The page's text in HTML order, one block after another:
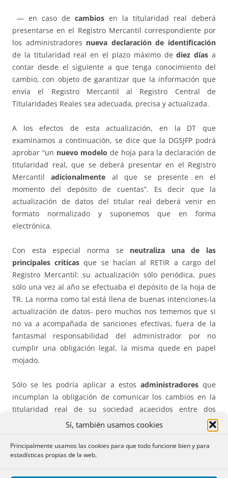
Sí, también usamos cookies
Principalmente usamos las cookies para que todo funcione bien y para
estadísticas propias de la web.
— en caso de cambios en la titularidad real deberá
presentarse en el Registro Mercantil correspondiente por
los administradores nueva declaración de identificación
de la titularidad real en el plazo máximo dediez días a
contar desde el siguiente a que tenga conocimiento del
cambio, con objeto de garantizar que la información que
envía el Registro Mercantil al Registro Central de
Titularidades Reales sea adecuada, precisa y actualizada.
A los efectos de esta actualización, en la DT que
examinamos a continuación, se dice que la DGSJFP podrá
aprobar “un nuevo modelo de hoja para la declaración de
titularidad real, que se deberá presentar en el Registro
Mercantiladicionalmente al que se presente en el
momento del depósito de cuentas”. Es decir que la
actualización de datos del titular real deberá venir en
formato normalizado y suponemos que en forma
electrónica.
Con esta especial norma se neutraliza
una de las
principales críticas que se hacían al RETIR a cargo del
Registro Mercantil: su actualización sólo periódica, pues
sólo una vez al año se efectuaba el depósito de la hoja de
TR. La norma como tal está llena de buenas intenciones-la
actualización de datos- pero muchos nos tememos que si
no va a acompañada de sanciones efectivas, fuera de la
fantasmal responsabilidad del administrador por no
cumplir una obligación legal, la misma quede en papel
mojado.
Sólo se les podría aplicar a estos administradoresque
incumplan la obligación de comunicar los cambios en la
titularidad real de su sociedad acaecidos entre dos
depósitos de cuentas, el nuevo apartado 7 de la DA3ª de la
Ley 10/2010 introducido por el RDley 5/2023, que lo
considera“infracción administrativa”, correspondiendo al
Ministerio de Justicia “la determinación de la gravedad de